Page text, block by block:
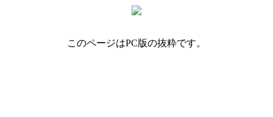
このページはPC版の抜粋です。